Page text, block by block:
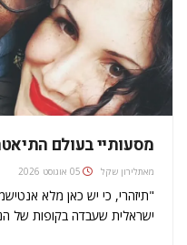
מסעותיי בעולם
מאתלירון שקל 05 אוגוסט 2026
"תיזהרי, כי יש כאן מלא
ישראלית שעבדה בקופות של